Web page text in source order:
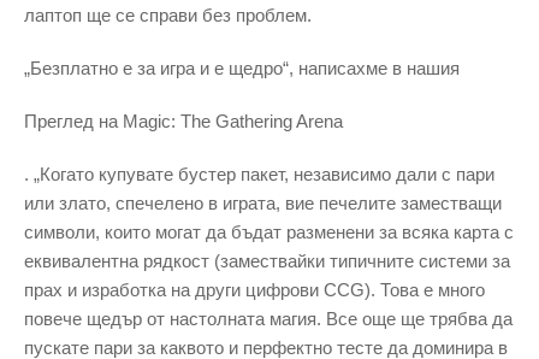
лаптоп ще се справи без проблем.
„Безплатно е за игра и е щедро“, написахме в нашия
Преглед на Magic: The Gathering Arena
. „Когато купувате бустер пакет, независимо дали с пари
или злато, спечелено в играта, вие печелите заместващи
символи, които могат да бъдат разменени за всяка карта с
еквивалентна рядкост (замествайки типичните системи за
прах и изработка на други цифрови CCG). Това е много
повече щедър от настолната магия. Все още ще трябва да
пускате пари за каквото и перфектно тесте да доминира в